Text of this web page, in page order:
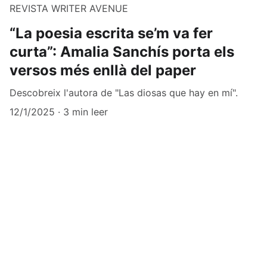
REVISTA WRITER AVENUE
“La poesia escrita se’m va fer
curta”: Amalia Sanchís porta els
versos més enllà del paper
Descobreix l'autora de "Las diosas que hay en mí".
12/1/2025
3 min leer